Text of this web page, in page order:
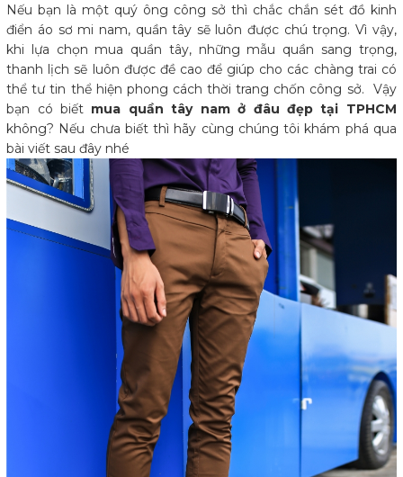
Nếu bạn là một quý ông công sở thì chắc chắn sét đồ kinh
điển áo sơ mi nam, quần tây sẽ luôn được chú trọng. Vì vậy,
khi lựa chọn mua quần tây, những mẫu quần sang trọng,
thanh lịch sẽ luôn được đề cao để giúp cho các chàng trai có
thể tư tin thể hiện phong cách thời trang chốn công sở. Vậy
bạn có biết mua quần tây nam ở đâu đẹp tại TPHCM
không? Nếu chưa biết thì hãy cùng chúng tôi khám phá qua
bài viết sau đây nhé